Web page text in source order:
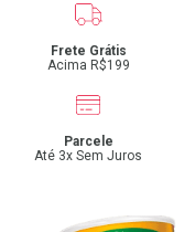
Benefícios
Frete Grátis
Acima R$199
Parcele
Até 3x Sem Juros